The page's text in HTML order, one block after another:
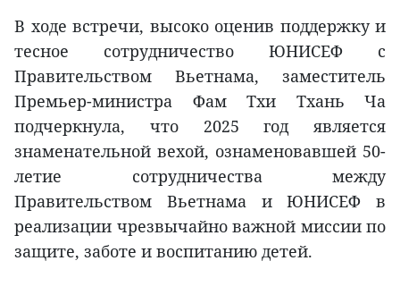
В ходе встречи, высоко оценив поддержку и
тесное сотрудничество ЮНИСЕФ с
Правительством Вьетнама, заместитель
Премьер-министра Фам Тхи Тхань Ча
подчеркнула, что 2025 год является
знаменательной вехой, ознаменовавшей 50-
летие сотрудничества между
Правительством Вьетнама и ЮНИСЕФ в
реализации чрезвычайно важной миссии по
защите, заботе и воспитанию детей.